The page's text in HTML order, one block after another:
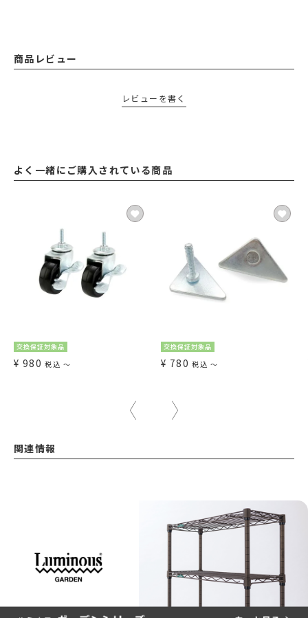
商品レビュー
レビューを書く
よく一緒にご購入されている商品
交換保証対象品
¥ 980 税込 〜
交換保証対象品
¥ 780 税込 〜
関連情報